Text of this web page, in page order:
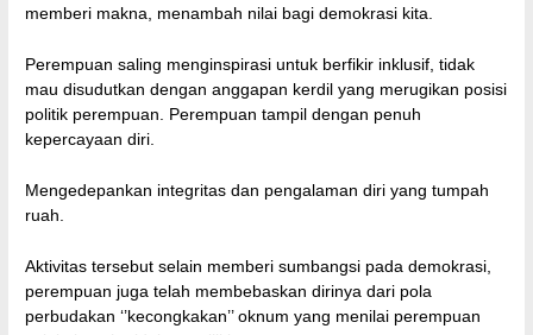
memberi makna, menambah nilai bagi demokrasi kita.
Perempuan saling menginspirasi untuk berfikir inklusif, tidak
mau disudutkan dengan anggapan kerdil yang merugikan posisi
politik perempuan. Perempuan tampil dengan penuh
kepercayaan diri.
Mengedepankan integritas dan pengalaman diri yang tumpah
ruah.
Aktivitas tersebut selain memberi sumbangsi pada demokrasi,
perempuan juga telah membebaskan dirinya dari pola
perbudakan ‘’kecongkakan’’ oknum yang menilai perempuan